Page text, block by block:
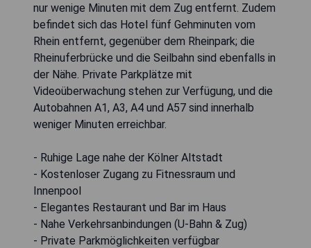
nur wenige Minuten mit dem Zug entfernt. Zudem
befindet sich das Hotel fünf Gehminuten vom
Rhein entfernt, gegenüber dem Rheinpark; die
Rheinuferbrücke und die Seilbahn sind ebenfalls in
der Nähe. Private Parkplätze mit
Videoüberwachung stehen zur Verfügung, und die
Autobahnen A1, A3, A4 und A57 sind innerhalb
weniger Minuten erreichbar.
- Ruhige Lage nahe der Kölner Altstadt
- Kostenloser Zugang zu Fitnessraum und
Innenpool
- Elegantes Restaurant und Bar im Haus
- Nahe Verkehrsanbindungen (U-Bahn & Zug)
- Private Parkmöglichkeiten verfügbar